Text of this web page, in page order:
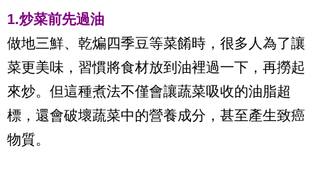
1.炒菜前先過油
做地三鮮、乾煸四季豆等菜餚時，很多人為了讓
菜更美味，習慣將食材放到油裡過一下，再撈起
來炒。但這種煮法不僅會讓蔬菜吸收的油脂超
標，還會破壞蔬菜中的營養成分，甚至產生致癌
物質。